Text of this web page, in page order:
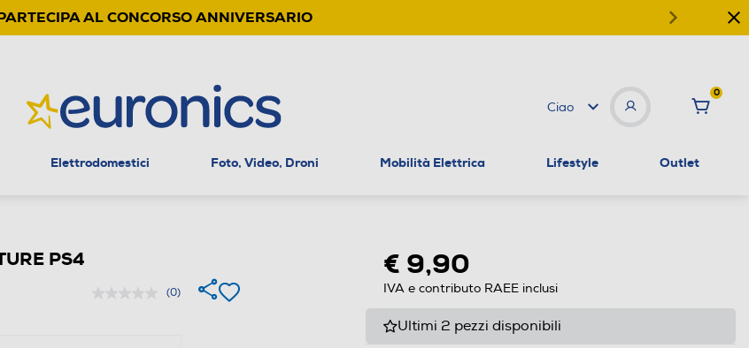
AL CONCORSO ANNIVERSARIO
Ciao
0
Elettrodomestici Foto, Video, Droni Mobilità Elettrica Lifestyle Outlet
PS4
(0)
€ 9,90
IVA e contributo RAEE inclusi
Ultimi 2 pezzi disponibili